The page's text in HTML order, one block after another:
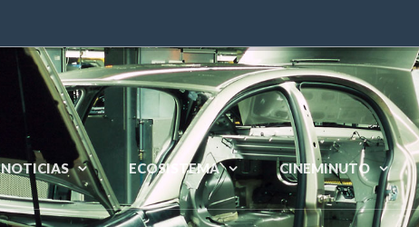
NOTICIAS ECOSISTEMA CINEMINUTO